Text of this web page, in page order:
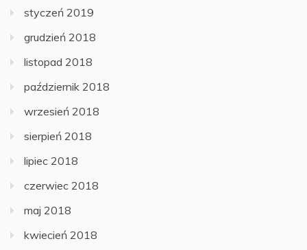
styczeń 2019
grudzień 2018
listopad 2018
październik 2018
wrzesień 2018
sierpień 2018
lipiec 2018
czerwiec 2018
maj 2018
kwiecień 2018